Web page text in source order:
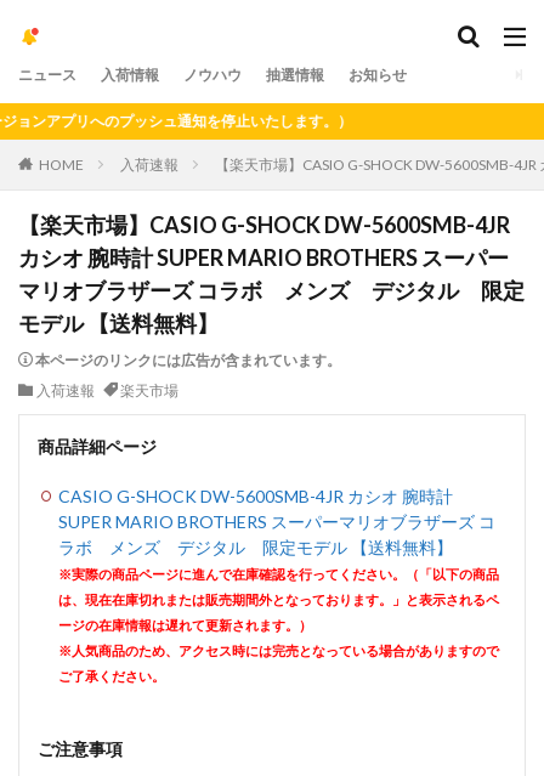
ニュース 入荷情報 ノウハウ 抽選情報 お知らせ
プリへのプッシュ通知を停止いたします。）
HOME 入荷速報 【楽天市場】CASIO G-SHOCK DW-5600SMB-
【楽天市場】CASIO G-SHOCK DW-5600SMB-4JR
カシオ 腕時計 SUPER MARIO BROTHERS スーパー
マリオブラザーズ コラボ メンズ デジタル 限定
モデル 【送料無料】
本ページのリンクには広告が含まれています。
入荷速報
楽天市場
商品詳細ページ
CASIO G-SHOCK DW-5600SMB-4JR カシオ 腕時計
SUPER MARIO BROTHERS スーパーマリオブラザーズ コ
ラボ メンズ デジタル 限定モデル 【送料無料】
※実際の商品ページに進んで在庫確認を行ってください。（「以下の商品
は、現在在庫切れまたは販売期間外となっております。」と表示されるペ
ージの在庫情報は遅れて更新されます。）
※人気商品のため、アクセス時には完売となっている場合がありますので
ご了承ください。
ご注意事項